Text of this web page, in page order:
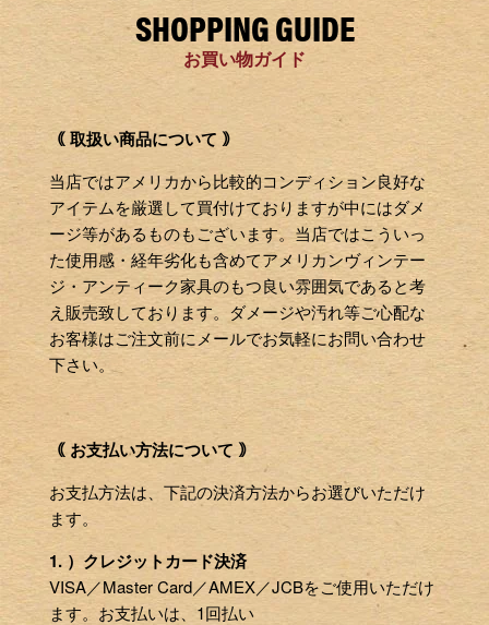
SHOPPING GUIDE
お買い物ガイド
｟ 取扱い商品について ｠
当店ではアメリカから比較的コンディション良好な
アイテムを厳選して買付けておりますが中にはダメ
ージ等があるものもございます。当店ではこういっ
た使用感・経年劣化も含めてアメリカンヴィンテー
ジ・アンティーク家具のもつ良い雰囲気であると考
え販売致しております。ダメージや汚れ等ご心配な
お客様はご注文前にメールでお気軽にお問い合わせ
下さい。
｟ お支払い方法について ｠
お支払方法は、下記の決済方法からお選びいただけ
ます。
1. ）クレジットカード決済
VISA／Master Card／AMEX／JCBをご使用いただけ
ます。お支払いは、1回払い